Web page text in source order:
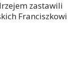
zastawili
Franciszkowi